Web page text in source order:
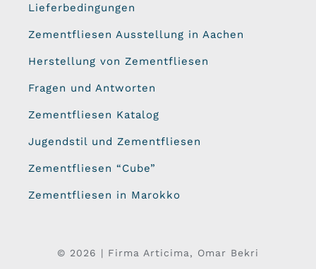
Lieferbedingungen
Zementfliesen Ausstellung in Aachen
Herstellung von Zementfliesen
Fragen und Antworten
Zementfliesen Katalog
Jugendstil und Zementfliesen
Zementfliesen “Cube”
Zementfliesen in Marokko
© 2026 | Firma Articima, Omar Bekri